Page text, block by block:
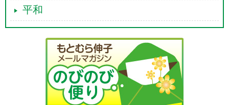
平和